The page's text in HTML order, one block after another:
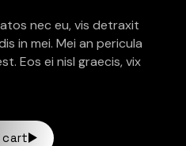
nec eu, vis detraxit
in mei. Mei an pericula
Eos ei nisl graecis, vix
cart